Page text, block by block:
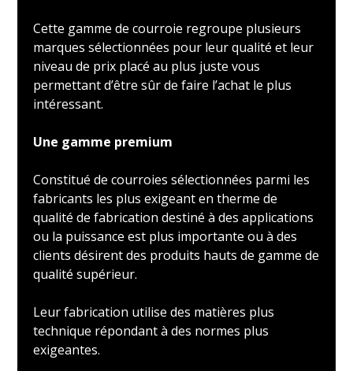
Cette gamme de courroie regroupe plusieurs
marques sélectionnées pour leur qualité et leur
niveau de prix placé au plus juste vous
permettant d’être sûr de faire l’achat le plus
intéressant.
Une gamme premium
Constitué de courroies sélectionnées parmi les
fabricants les plus exigeant en therme de
qualité de fabrication destiné à des applications
ou la puissance est plus importante ou à des
clients désirent des produits hauts de gamme de
qualité supérieur.
Leur fabrication utilise des matières plus
technique répondant à des normes plus
exigeantes.